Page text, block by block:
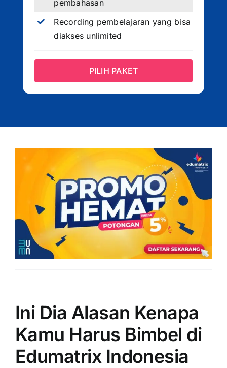
pembahasan
Recording pembelajaran yang bisa
diakses unlimited
PILIH PAKET
Ini Dia Alasan Kenapa
Kamu Harus Bimbel di
Edumatrix Indonesia